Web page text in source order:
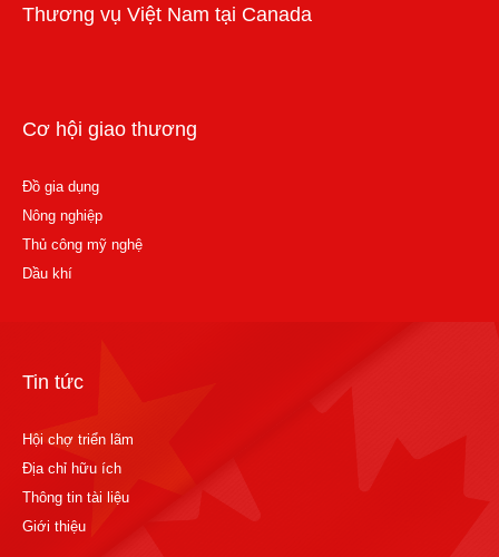
Thương vụ Việt Nam tại Canada
Cơ hội giao thương
Đồ gia dụng
Nông nghiệp
Thủ công mỹ nghệ
Dầu khí
Tin tức
Hội chợ triển lãm
Địa chỉ hữu ích
Thông tin tài liệu
Giới thiệu